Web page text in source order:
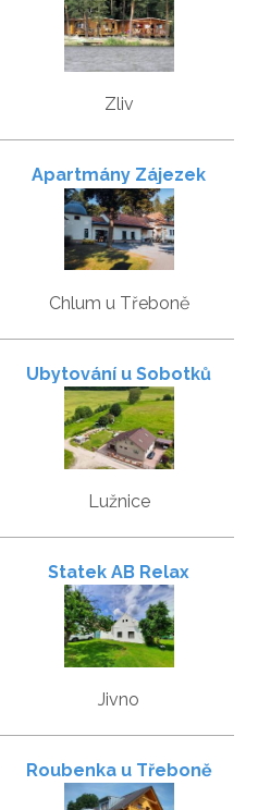
Mydlák u Hluboké
Zliv
Apartmány Zájezek
Chlum u Třeboně
Ubytování u Sobotků
Lužnice
Statek AB Relax
Jivno
Roubenka u Třeboně